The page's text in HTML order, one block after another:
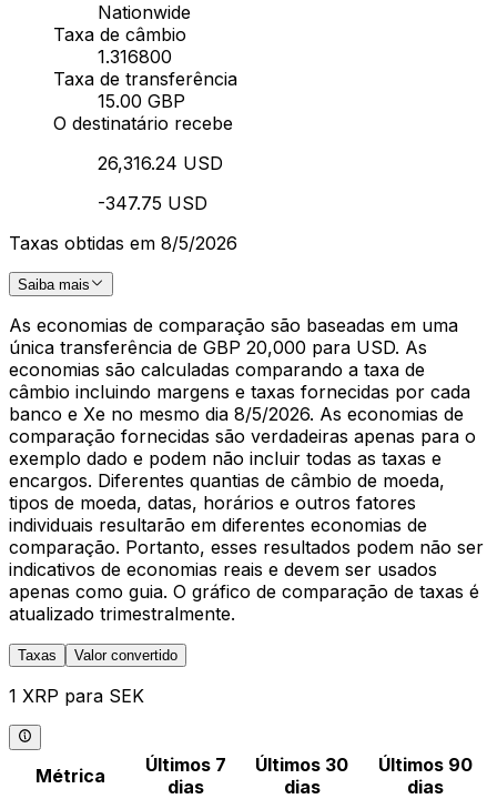
Nationwide
Taxa de câmbio
1.316800
Taxa de transferência
15.00 GBP
O destinatário recebe
26,316.24 USD
-347.75 USD
Taxas obtidas em 8/5/2026
Saiba mais
As economias de comparação são baseadas em uma
única transferência de GBP 20,000 para USD. As
economias são calculadas comparando a taxa de
câmbio incluindo margens e taxas fornecidas por cada
banco e Xe no mesmo dia 8/5/2026. As economias de
comparação fornecidas são verdadeiras apenas para o
exemplo dado e podem não incluir todas as taxas e
encargos. Diferentes quantias de câmbio de moeda,
tipos de moeda, datas, horários e outros fatores
individuais resultarão em diferentes economias de
comparação. Portanto, esses resultados podem não ser
indicativos de economias reais e devem ser usados
apenas como guia. O gráfico de comparação de taxas é
atualizado trimestralmente.
Taxas Valor convertido
1 XRP para SEK
Métrica
Últimos 7
dias
Últimos 30
dias
Últimos 90
dias